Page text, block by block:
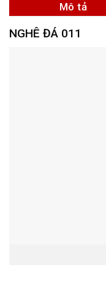
Mô tả
NGHÊ ĐÁ 011